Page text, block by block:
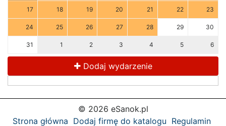
17 18 19 20 21 22 23
24 25 26 27 28 29 30
31 1 2 3 4 5 6
Dodaj wydarzenie
© 2026 eSanok.pl
Strona główna Dodaj firmę do katalogu Regulamin